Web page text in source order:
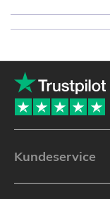
Kundeservice